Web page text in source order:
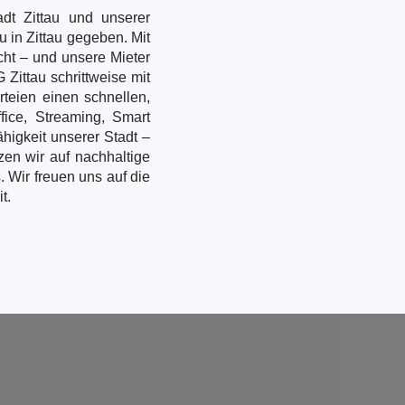
Zittau und unserer
in Zittau gegeben. Mit
– und unsere Mieter
Zittau schrittweise mit
einen schnellen,
Streaming, Smart
unserer Stadt –
wir auf nachhaltige
Wir freuen uns auf die